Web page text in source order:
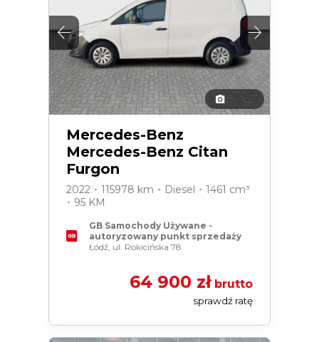
Mercedes-Benz
Mercedes-Benz Citan
Furgon
2022 ･ 115978 km ･ Diesel ･ 1461 cm³
･ 95 KM
GB Samochody Używane -
autoryzowany punkt sprzedaży
Łódź, ul. Rokicińska 78
64 900 złbrutto
sprawdź ratę